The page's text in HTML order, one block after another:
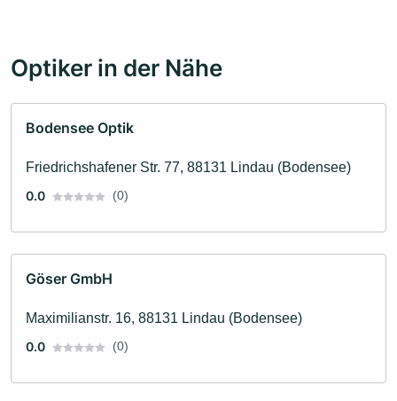
Optiker in der Nähe
Bodensee Optik
Friedrichshafener Str. 77, 88131 Lindau (Bodensee)
0.0
(0)
Göser GmbH
Maximilianstr. 16, 88131 Lindau (Bodensee)
0.0
(0)